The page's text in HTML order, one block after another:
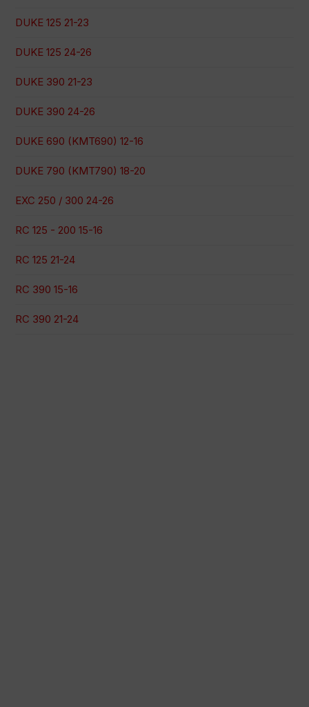
DUKE 125 21-23
DUKE 125 24-26
DUKE 390 21-23
DUKE 390 24-26
DUKE 690 (KMT690) 12-16
DUKE 790 (KMT790) 18-20
EXC 250 / 300 24-26
RC 125 - 200 15-16
RC 125 21-24
RC 390 15-16
RC 390 21-24